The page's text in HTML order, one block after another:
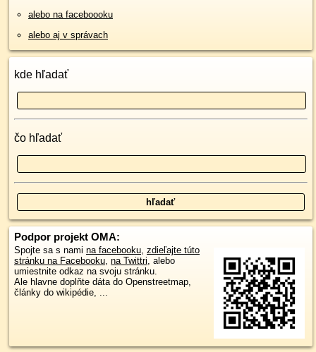
alebo na faceboooku
alebo aj v správach
kde hľadať
čo hľadať
Podpor projekt OMA:
Spojte sa s nami na facebooku, zdieľajte túto
stránku na Facebooku, na Twittri, alebo
umiestnite odkaz na svoju stránku.
Ale hlavne doplňte dáta do Openstreetmap,
články do wikipédie, ...